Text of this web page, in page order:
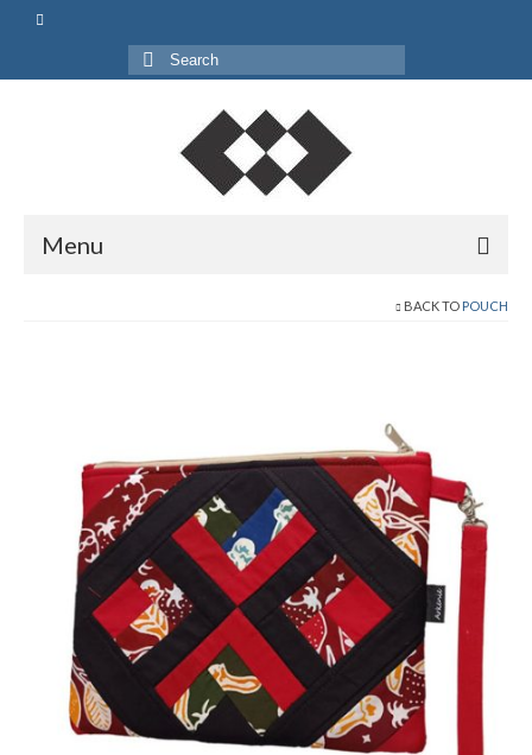
Search
for:
Menu
Bag
Gift Set
Decor
Pre-Cut
Jurnal
Tentang
BACK TO POUCH